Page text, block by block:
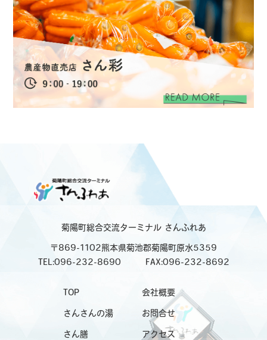
菊陽町総合交流ターミナルさんふれあ
〒869-1102熊本県菊池郡菊陽町原水5359
TEL:096-232-8690
FAX:096-232-8692
TOP 会社概要
さんさんの湯 お問合せ
さん膳 アクセス